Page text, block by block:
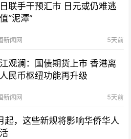
联手干预汇市 日元或仍难逃
“泥潭”
新闻网 5天前
观澜：国债期货上市 香港离
民币枢纽功能再升级
新闻网 5天前
起，这些新规将影响华侨华人